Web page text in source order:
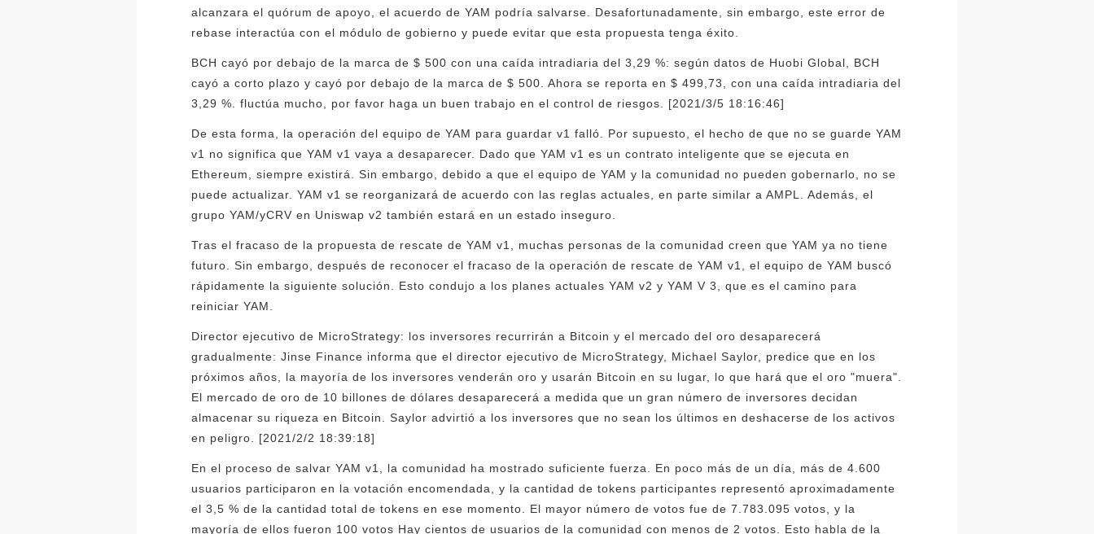
alcanzara el quórum de apoyo, el acuerdo de YAM podría salvarse. Desafortunadamente, sin embargo, este error de
rebase interactúa con el módulo de gobierno y puede evitar que esta propuesta tenga éxito.
BCH cayó por debajo de la marca de $ 500 con una caída intradiaria del 3,29 %: según datos de Huobi Global, BCH
cayó a corto plazo y cayó por debajo de la marca de $ 500. Ahora se reporta en $ 499,73, con una caída intradiaria del
3,29 %. fluctúa mucho, por favor haga un buen trabajo en el control de riesgos. [2021/3/5 18:16:46]
De esta forma, la operación del equipo de YAM para guardar v1 falló. Por supuesto, el hecho de que no se guarde YAM
v1 no significa que YAM v1 vaya a desaparecer. Dado que YAM v1 es un contrato inteligente que se ejecuta en
Ethereum, siempre existirá. Sin embargo, debido a que el equipo de YAM y la comunidad no pueden gobernarlo, no se
puede actualizar. YAM v1 se reorganizará de acuerdo con las reglas actuales, en parte similar a AMPL. Además, el
grupo YAM/yCRV en Uniswap v2 también estará en un estado inseguro.
Tras el fracaso de la propuesta de rescate de YAM v1, muchas personas de la comunidad creen que YAM ya no tiene
futuro. Sin embargo, después de reconocer el fracaso de la operación de rescate de YAM v1, el equipo de YAM buscó
rápidamente la siguiente solución. Esto condujo a los planes actuales YAM v2 y YAM V 3, que es el camino para
reiniciar YAM.
Director ejecutivo de MicroStrategy: los inversores recurrirán a Bitcoin y el mercado del oro desaparecerá
gradualmente: Jinse Finance informa que el director ejecutivo de MicroStrategy, Michael Saylor, predice que en los
próximos años, la mayoría de los inversores venderán oro y usarán Bitcoin en su lugar, lo que hará que el oro "muera".
El mercado de oro de 10 billones de dólares desaparecerá a medida que un gran número de inversores decidan
almacenar su riqueza en Bitcoin. Saylor advirtió a los inversores que no sean los últimos en deshacerse de los activos
en peligro. [2021/2/2 18:39:18]
En el proceso de salvar YAM v1, la comunidad ha mostrado suficiente fuerza. En poco más de un día, más de 4.600
usuarios participaron en la votación encomendada, y la cantidad de tokens participantes representó aproximadamente
el 3,5 % de la cantidad total de tokens en ese momento. El mayor número de votos fue de 7.783.095 votos, y la
mayoría de ellos fueron 100 votos Hay cientos de usuarios de la comunidad con menos de 2 votos. Esto habla de la